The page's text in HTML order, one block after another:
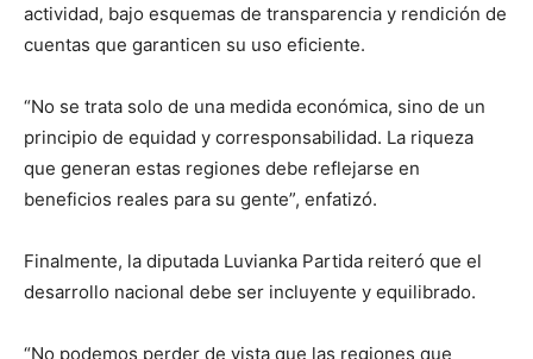
actividad, bajo esquemas de transparencia y rendición de
cuentas que garanticen su uso eficiente.
“No se trata solo de una medida económica, sino de un
principio de equidad y corresponsabilidad. La riqueza
que generan estas regiones debe reflejarse en
beneficios reales para su gente”, enfatizó.
Finalmente, la diputada Luvianka Partida reiteró que el
desarrollo nacional debe ser incluyente y equilibrado.
“No podemos perder de vista que las regiones que